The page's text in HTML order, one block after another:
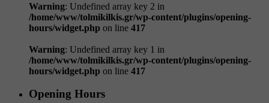
Warning: Undefined array key 2 in
/home/www/tolmikilkis.gr/wp-content/plugins/opening-
hours/widget.php on line 417
Warning: Undefined array key 1 in
/home/www/tolmikilkis.gr/wp-content/plugins/opening-
hours/widget.php on line 417
Opening Hours